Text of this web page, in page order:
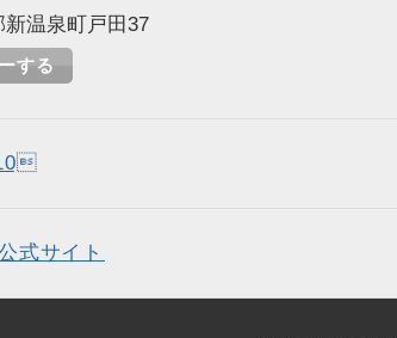
温泉町戸田37
する
式サイト